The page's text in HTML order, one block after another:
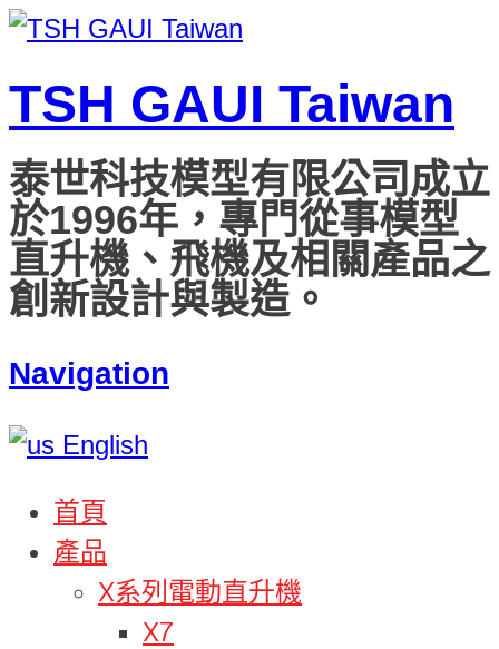
TSH GAUI Taiwan
泰世科技模型有限公司成立
於1996年，專門從事模型
直升機、飛機及相關產品之
創新設計與製造。
Navigation
English
首頁
產品
X系列電動直升機
X7